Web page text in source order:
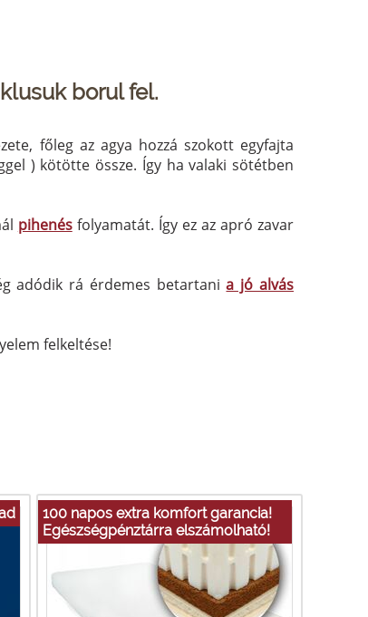
borul fel.
főleg az agya hozzá szokott egyfajta
) kötötte össze. Így ha valaki sötétben
pihenésfolyamatát. Így ez az apró zavar
adódik rá érdemes betartania jó alvás
felkeltése!
100 napos extra komfort garancia!
Egészségpénztárra elszámolható!